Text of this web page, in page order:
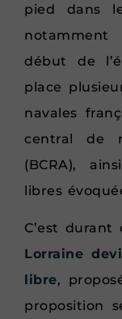
pied dans
notamment
début de
place
navales
central de
(BCRA),
libres
C’est
Lorraine
libre,
proposition